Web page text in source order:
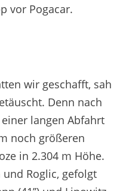
vor Pogacar.
wir geschafft, sah
Denn nach
langen Abfahrt
noch größeren
in 2.304 m Höhe.
Roglic, gefolgt